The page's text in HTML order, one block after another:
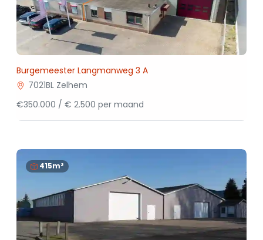
Burgemeester Langmanweg 3 A
7021BL Zelhem
€350.000 / € 2.500 per maand
415m²